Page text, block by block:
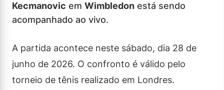
Kecmanovic em Wimbledon está sendo
acompanhado ao vivo.
A partida acontece neste sábado, dia 28 de
junho de 2026. O confronto é válido pelo
torneio de tênis realizado em Londres.